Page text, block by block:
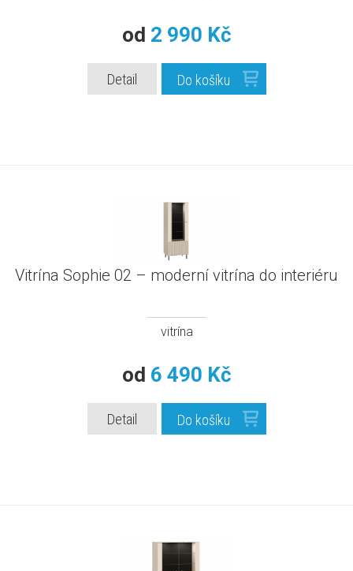
od 2 990 Kč
Detail Do košíku
Vitrína Sophie 02 – moderní vitrína do interiéru
vitrína
od 6 490 Kč
Detail Do košíku